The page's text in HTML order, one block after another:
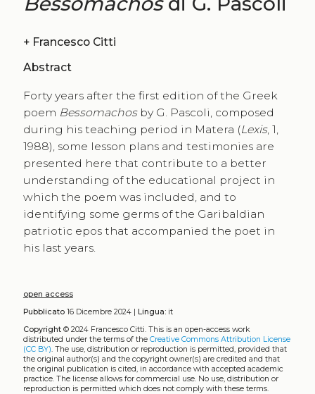
+ Francesco Citti
Abstract
Forty years after the first edition of the Greek
poem Bessomachosby G. Pascoli, composed
during his teaching period in Matera (Lexis, 1,
1988), some lesson plans and testimonies are
presented here that contribute to a better
understanding of the educational project in
which the poem was included, and to
identifying some germs of the Garibaldian
patriotic epos that accompanied the poet in
his last years.
open access
Pubblicato16 Dicembre 2024 | Lingua:it
Copyright© 2024 Francesco Citti. This is an open-access work
distributed under the terms of the Creative Commons Attribution License
(CC BY). The use, distribution or reproduction is permitted, provided that
the original author(s) and the copyright owner(s) are credited and that
the original publication is cited, in accordance with accepted academic
practice. The license allows for commercial use. No use, distribution or
reproduction is permitted which does not comply with these terms.